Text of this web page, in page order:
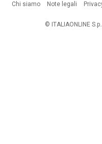
Chi siamo Note legali
© ITALIAONLINE